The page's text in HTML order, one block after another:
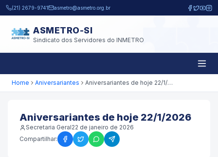
Pular para o conteúdo principal
(21) 2679-9741 asmetro@asmetro.org.br
ASMETRO-SI
Sindicato dos Servidores do INMETRO
Home Aniversariantes Aniversariantes de hoje 22/1/2026
Aniversariantes de hoje 22/1/2026
Secretaria Geral22 de janeiro de 2026
Compartilhar: